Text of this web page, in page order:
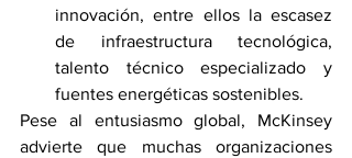
innovación, entre ellos la escasez
de infraestructura tecnológica,
talento técnico especializado y
fuentes energéticas sostenibles.
Pese al entusiasmo global, McKinsey
advierte que muchas organizaciones